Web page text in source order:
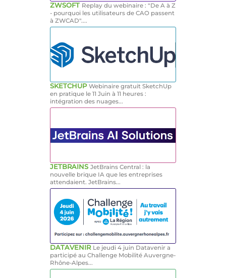
ZWSOFT Replay du webinaire : "De A à Z
- pourquoi les utilisateurs de CAO passent
à ZWCAD"....
SKETCHUP Webinaire gratuit SketchUp
en pratique le 11 Juin à 11 heures :
intégration des nuages...
JETBRAINS JetBrains Central : la
nouvelle brique IA que les entreprises
attendaient. JetBrains...
DATAVENIR Le jeudi 4 juin Datavenir a
participé au Challenge Mobilité Auvergne-
Rhône-Alpes...